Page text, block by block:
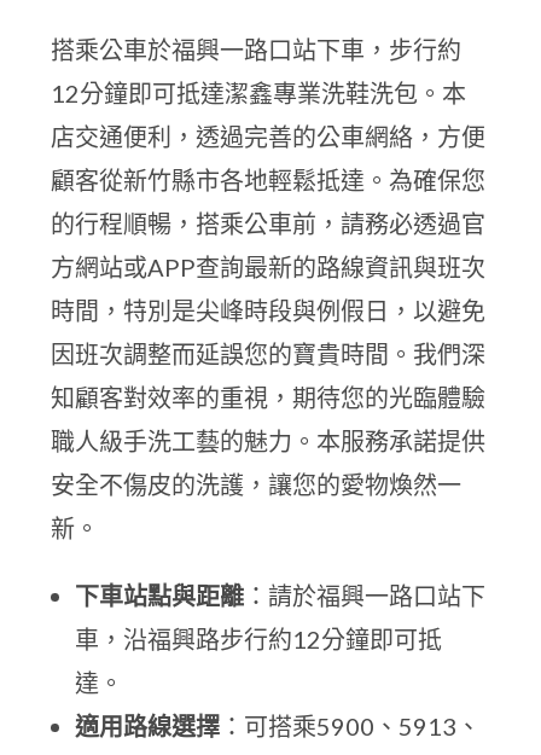
搭乘公車於福興一路口站下車，步行約
12分鐘即可抵達潔鑫專業洗鞋洗包。本
店交通便利，透過完善的公車網絡，方便
顧客從新竹縣市各地輕鬆抵達。為確保您
的行程順暢，搭乘公車前，請務必透過官
方網站或APP查詢最新的路線資訊與班次
時間，特別是尖峰時段與例假日，以避免
因班次調整而延誤您的寶貴時間。我們深
知顧客對效率的重視，期待您的光臨體驗
職人級手洗工藝的魅力。本服務承諾提供
安全不傷皮的洗護，讓您的愛物煥然一
新。
下車站點與距離 ：請於福興一路口站下
車，沿福興路步行約12分鐘即可抵
達。
適用路線選擇 ：可搭乘5900、5913、